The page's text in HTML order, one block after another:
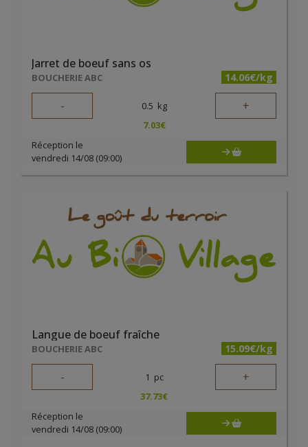
Jarret de boeuf sans os
BOUCHERIE ABC 14.06€/kg
- 0.5 kg +
7.03€
Réception le
vendredi 14/08 (09:00)
Langue de boeuf fraîche
BOUCHERIE ABC 15.09€/kg
- 1 pc +
37.73€
Réception le
vendredi 14/08 (09:00)